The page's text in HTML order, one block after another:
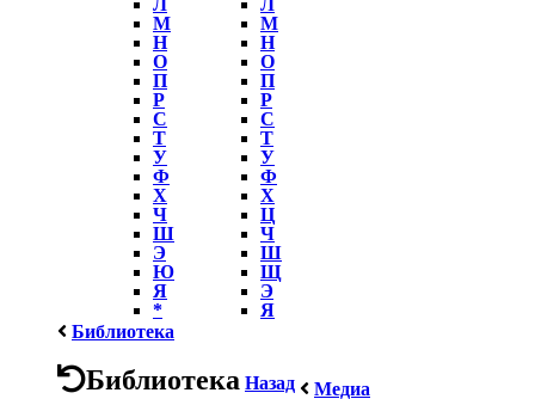
М
Н
О
П
Р
С
Т
У
Ф
Х
Ч
Ш
Э
Ю
Я
*
М
Н
О
П
Р
С
Т
У
Ф
Х
Ц
Ч
Ш
Щ
Э
Я
Библиотека
Библиотека Назад Медиа